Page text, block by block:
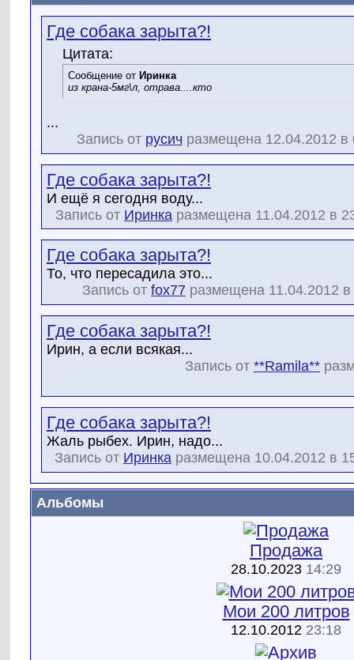
Где собака зарыта?!
Цитата:
Сообщение от Иринка
из крана-5мг\л, отрава....кто
...
Запись от русич размещена 12.04.2012 в
Где собака зарыта?!
И ещё я сегодня воду...
Запись от Иринка размещена 11.04.2012 в
Где собака зарыта?!
То, что пересадила это...
Запись от fox77 размещена 11.04.2012 в
Где собака зарыта?!
Ирин, а если всякая...
Запись от **Ramila**
Где собака зарыта?!
Жаль рыбех. Ирин, надо...
Запись от Иринка размещена 10.04.2012 в
Альбомы
Продажа
28.10.2023 14:29
Мои 200 литров
12.10.2012 23:18